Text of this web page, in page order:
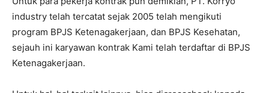
industry telah tercatat sejak 2005 telah mengikuti
program BPJS Ketenagakerjaan, dan BPJS Kesehatan,
sejauh ini karyawan kontrak Kami telah terdaftar di BPJS
Ketenagakerjaan.